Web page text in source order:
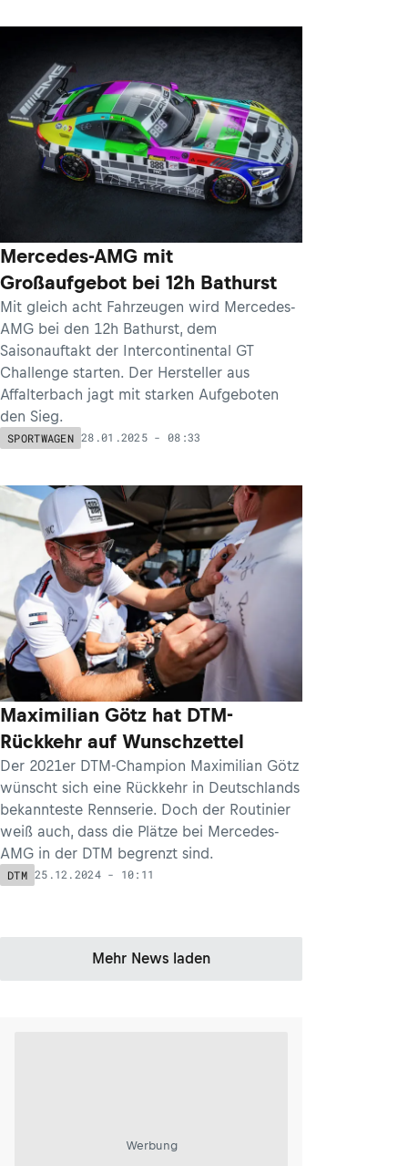
Mercedes-AMG mit
Großaufgebot bei 12h Bathurst
Mit gleich acht Fahrzeugen wird Mercedes-
AMG bei den 12h Bathurst, dem
Saisonauftakt der Intercontinental GT
Challenge starten. Der Hersteller aus
Affalterbach jagt mit starken Aufgeboten
den Sieg.
SPORTWAGEN 28.01.2025 - 08:33
Maximilian Götz hat DTM-
Rückkehr auf Wunschzettel
Der 2021er DTM-Champion Maximilian Götz
wünscht sich eine Rückkehr in Deutschlands
bekannteste Rennserie. Doch der Routinier
weiß auch, dass die Plätze bei Mercedes-
AMG in der DTM begrenzt sind.
DTM 25.12.2024 - 10:11
Mehr News laden
Werbung